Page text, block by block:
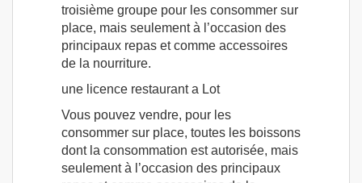
troisième groupe pour les consommer sur
place, mais seulement à l’occasion des
principaux repas et comme accessoires
de la nourriture.
une licence restaurant a Lot
Vous pouvez vendre, pour les
consommer sur place, toutes les boissons
dont la consommation est autorisée, mais
seulement à l’occasion des principaux